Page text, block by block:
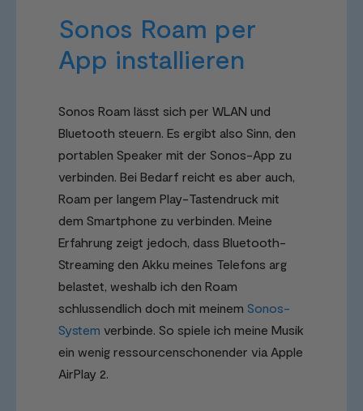
Sonos Roam per
App installieren
Sonos Roam lässt sich per WLAN und
Bluetooth steuern. Es ergibt also Sinn, den
portablen Speaker mit der Sonos-App zu
verbinden. Bei Bedarf reicht es aber auch,
Roam per langem Play-Tastendruck mit
dem Smartphone zu verbinden. Meine
Erfahrung zeigt jedoch, dass Bluetooth-
Streaming den Akku meines Telefons arg
belastet, weshalb ich den Roam
schlussendlich doch mit meinem Sonos-
System verbinde. So spiele ich meine Musik
ein wenig ressourcenschonender via Apple
AirPlay 2.